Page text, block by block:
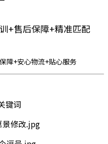
+售后保障+精准匹配
障+安心物流+贴心服务